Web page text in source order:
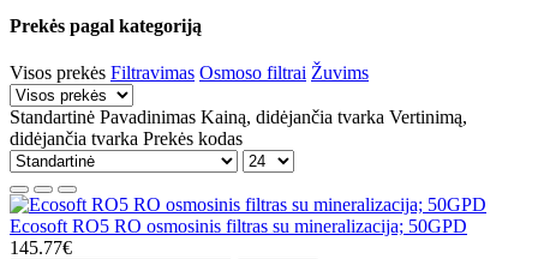
Prekės pagal kategoriją
Visos prekės Filtravimas Osmoso filtrai Žuvims
Standartinė Pavadinimas Kainą, didėjančia tvarka Vertinimą,
didėjančia tvarka Prekės kodas
Ecosoft RO5 RO osmosinis filtras su mineralizacija; 50GPD
145.77€